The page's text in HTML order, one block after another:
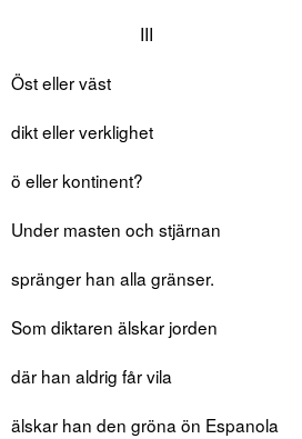
III
Öst eller väst
dikt eller verklighet
ö eller kontinent?
Under masten och stjärnan
spränger han alla gränser.
Som diktaren älskar jorden
där han aldrig får vila
älskar han den gröna ön Espanola